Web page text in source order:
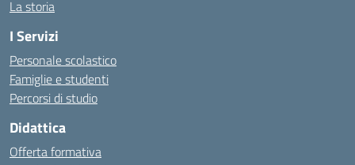
La storia
I Servizi
Personale scolastico
Famiglie e studenti
Percorsi di studio
Didattica
Offerta formativa